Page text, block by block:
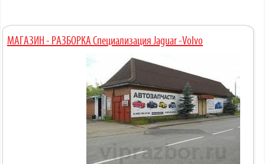
МАГАЗИН - РАЗБОРКА Специализация Jaguar -Volvo